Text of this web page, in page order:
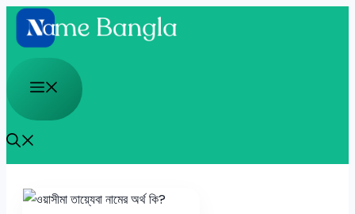
Skip
to
content
Menu